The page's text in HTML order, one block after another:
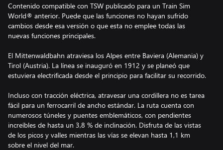
Contenido compatible con TSW publicado para un Train Sim
World® anterior. Puede que las funciones no hayan sufrido
cambios desde esa versión o que esta no emplee todas las
nuevas funciones principales.
El Mittenwaldbahn atraviesa los Alpes entre Baviera (Alemania) y
Tirol (Austria). La línea se inauguró en 1912 y se planeó que
estuviera electrificada desde el principio para facilitar su recorrido.
Incluso con tracción eléctrica, atravesar una cordillera no es tarea
fácil para un ferrocarril de ancho estándar. La ruta cuenta con
numerosos túneles y puentes emblemáticos, con pendientes
increíbles de hasta un 3,8 % de inclinación. Disfruta de las vistas
de los picos y valles mientras las vías se elevan hasta 1,1 km
sobre el nivel del mar.